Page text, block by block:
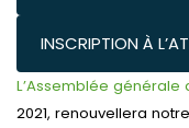
INSCRIPTION À
L’Assemblée générale
2021, renouvellera